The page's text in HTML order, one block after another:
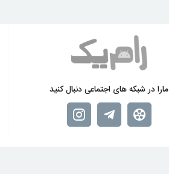
مارا در شبکه های اجتماعی دنبال کنید